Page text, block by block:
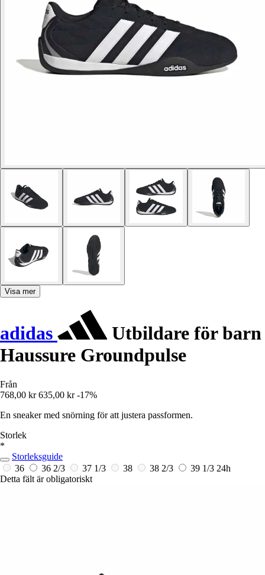
Visa mer
adidas
Utbildare för barn
Haussure Groundpulse
Från
768,00 kr 635,00 kr -17%
En sneaker med snörning för att justera passformen.
Storlek
*
Storleksguide
36
36 2/3 37 1/3 38 38 2/3 39 1/3 24h
Detta fält är obligatoriskt